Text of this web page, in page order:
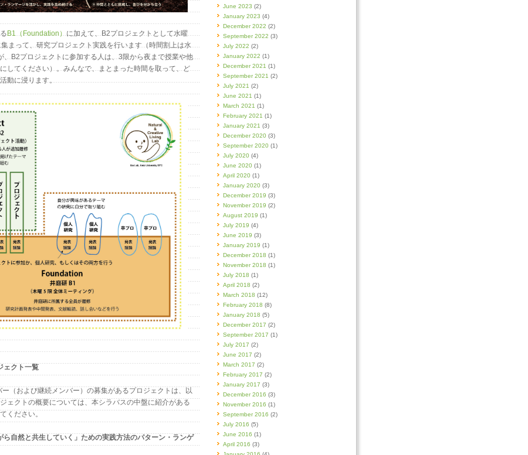
B1（Foundation）に加えて、B2プロジェクトとして水曜
まって、研究プロジェクト実践を行います（時間割上は水
、B2プロジェクトに参加する人は、3限から夜まで授業や他
してください）。みんなで、まとまった時間を取って、ど
動に浸ります。
ェクト一覧
（および継続メンバー）の募集があるプロジェクトは、以
ェクトの概要については、本シラバスの中盤に紹介がある
ください。
ら自然と共生していく」ための実践方法のパターン・ランゲ
June 2023 (2)
January 2023 (4)
December 2022 (2)
September 2022 (3)
July 2022 (2)
January 2022 (1)
December 2021 (1)
September 2021 (2)
July 2021 (2)
June 2021 (1)
March 2021 (1)
February 2021 (1)
January 2021 (3)
December 2020 (3)
September 2020 (1)
July 2020 (4)
June 2020 (1)
April 2020 (1)
January 2020 (3)
December 2019 (3)
November 2019 (2)
August 2019 (1)
July 2019 (4)
June 2019 (3)
January 2019 (1)
December 2018 (1)
November 2018 (1)
July 2018 (1)
April 2018 (2)
March 2018 (12)
February 2018 (8)
January 2018 (5)
December 2017 (2)
September 2017 (1)
July 2017 (2)
June 2017 (2)
March 2017 (2)
February 2017 (2)
January 2017 (3)
December 2016 (3)
November 2016 (1)
September 2016 (2)
July 2016 (5)
June 2016 (1)
April 2016 (3)